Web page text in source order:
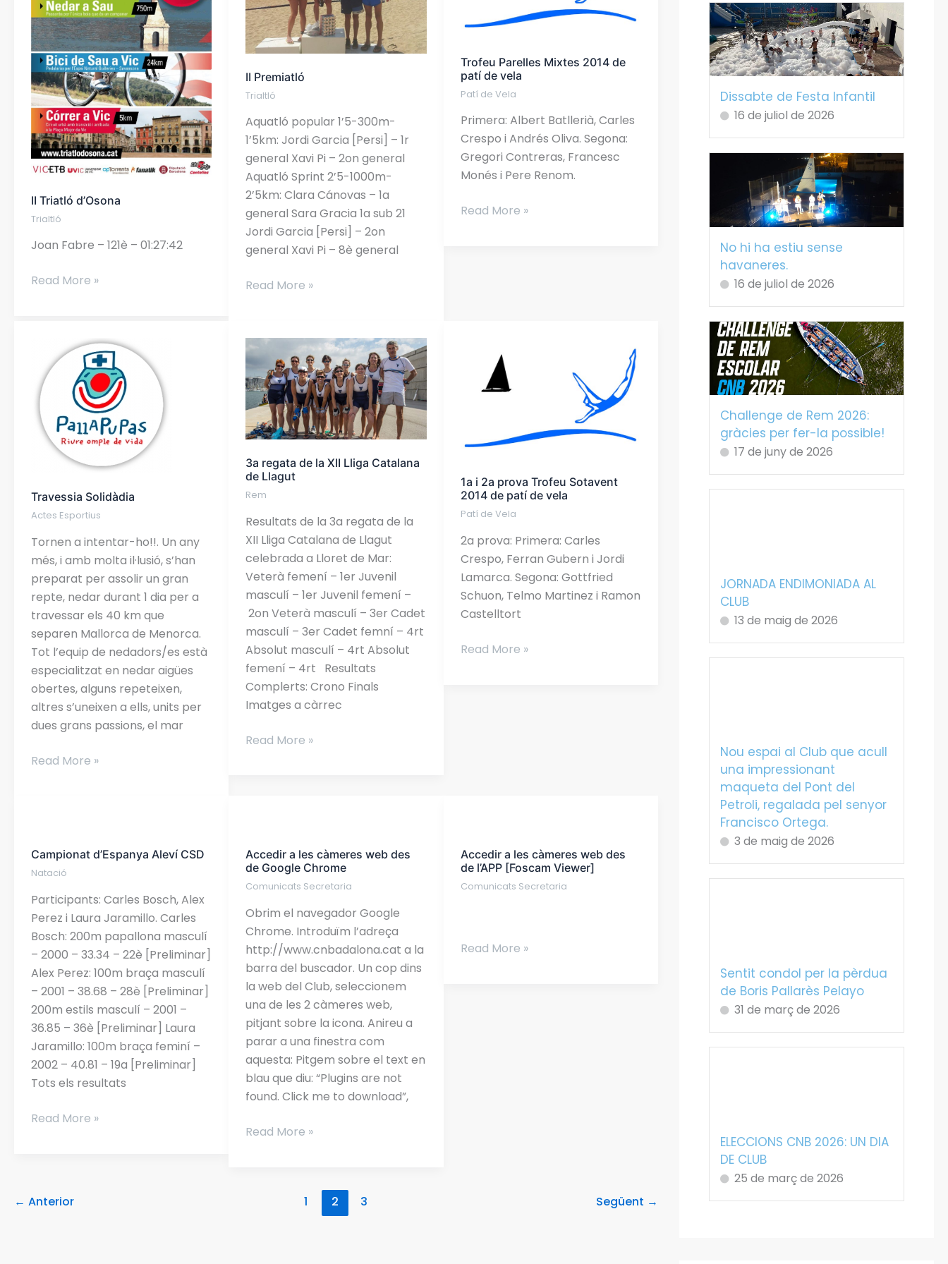
II Triatló d’Osona
Trialtló
Joan Fabre – 121è – 01:27:42
Read More »
II Premiatló
Trialtló
Aquatló popular 1’5-300m-
1’5km: Jordi Garcia [Persi] – 1r
general Xavi Pi – 2on general
Aquatló Sprint 2’5-1000m-
2’5km: Clara Cánovas – 1a
general Sara Gracia 1a sub 21
Jordi Garcia [Persi] – 2on
general Xavi Pi – 8è general
Read More »
Trofeu Parelles Mixtes 2014 de
patí de vela
Patí de Vela
Primera: Albert Batllerià, Carles
Crespo i Andrés Oliva. Segona:
Gregori Contreras, Francesc
Monés i Pere Renom.
vela
Read More »
Travessia Solidàdia
Actes Esportius
Tornen a intentar-ho!!. Un any
més, i amb molta il·lusió, s’han
preparat per assolir un gran
repte, nedar durant 1 dia per a
travessar els 40 km que
separen Mallorca de Menorca.
Tot l’equip de nedadors/es està
especialitzat en nedar aigües
obertes, alguns repeteixen,
altres s’uneixen a ells, units per
dues grans passions, el mar
Travessia
Solidàdia
Read More »
3a regata de la XII Lliga Catalana
de Llagut
Rem
Resultats de la 3a regata de la
XII Lliga Catalana de Llagut
celebrada a Lloret de Mar:
Veterà femení – 1er Juvenil
masculí – 1er Juvenil femení –
2on Veterà masculí – 3er Cadet
masculí – 3er Cadet femní – 4rt
Absolut masculí – 4rt Absolut
femení – 4rt Resultats
Complerts: Crono Finals
Imatges a càrrec
3a
regata
de
la
XII
Lliga
Catalana
de
Llagut
Read More »
1a i 2a prova Trofeu Sotavent
2014 de patí de vela
Patí de Vela
2a prova: Primera: Carles
Crespo, Ferran Gubern i Jordi
Lamarca. Segona: Gottfried
Schuon, Telmo Martinez i Ramon
Castelltort
Sotavent
de
patí
de
Read More »
Campionat d’Espanya Aleví CSD
Natació
Participants: Carles Bosch, Alex
Perez i Laura Jaramillo. Carles
Bosch: 200m papallona masculí
– 2000 – 33.34 – 22è [Preliminar]
Alex Perez: 100m braça masculí
– 2001 – 38.68 – 28è [Preliminar]
200m estils masculí – 2001 –
36.85 – 36è [Preliminar] Laura
Jaramillo: 100m braça feminí –
2002 – 40.81 – 19a [Preliminar]
Tots els resultats
Aleví
CSD
Read More »
Accedir a les càmeres web des
de Google Chrome
Comunicats Secretaria
Obrim el navegador Google
Chrome. Introduïm l’adreça
http://www.cnbadalona.cat a la
barra del buscador. Un cop dins
la web del Club, seleccionem
una de les 2 càmeres web,
pitjant sobre la icona. Anireu a
parar a una finestra com
aquesta: Pitgem sobre el text en
blau que diu: “Plugins are not
found. Click me to download”,
les
càmeres
web
des
de
Google
Chrome
Read More »
Accedir a les càmeres web des
de l’APP [Foscam Viewer]
Comunicats Secretaria
les
càmeres
web
l’APP
Read More »
← Anterior 1 2 3 Següent →
Dissabte de Festa Infantil
16 de juliol de 2026
No hi ha estiu sense
havaneres.
16 de juliol de 2026
Challenge de Rem 2026:
gràcies per fer-la possible!
17 de juny de 2026
JORNADA ENDIMONIADA AL
CLUB
13 de maig de 2026
Nou espai al Club que acull
una impressionant
maqueta del Pont del
Petroli, regalada pel senyor
Francisco Ortega.
3 de maig de 2026
Sentit condol per la pèrdua
de Boris Pallarès Pelayo
31 de març de 2026
ELECCIONS CNB 2026: UN DIA
DE CLUB
25 de març de 2026